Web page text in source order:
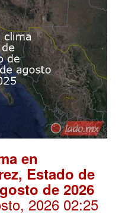
en
Estado de
de 2026
2026 02:25